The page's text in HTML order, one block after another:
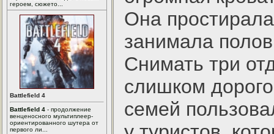
героем, сюжето...
Battlefield 4
Battlefield 4 - продолжение
венценосного мультиплеер-
ориентированного шутера от
первого ли...
Она
занимала
Снимать три
слишком
семей